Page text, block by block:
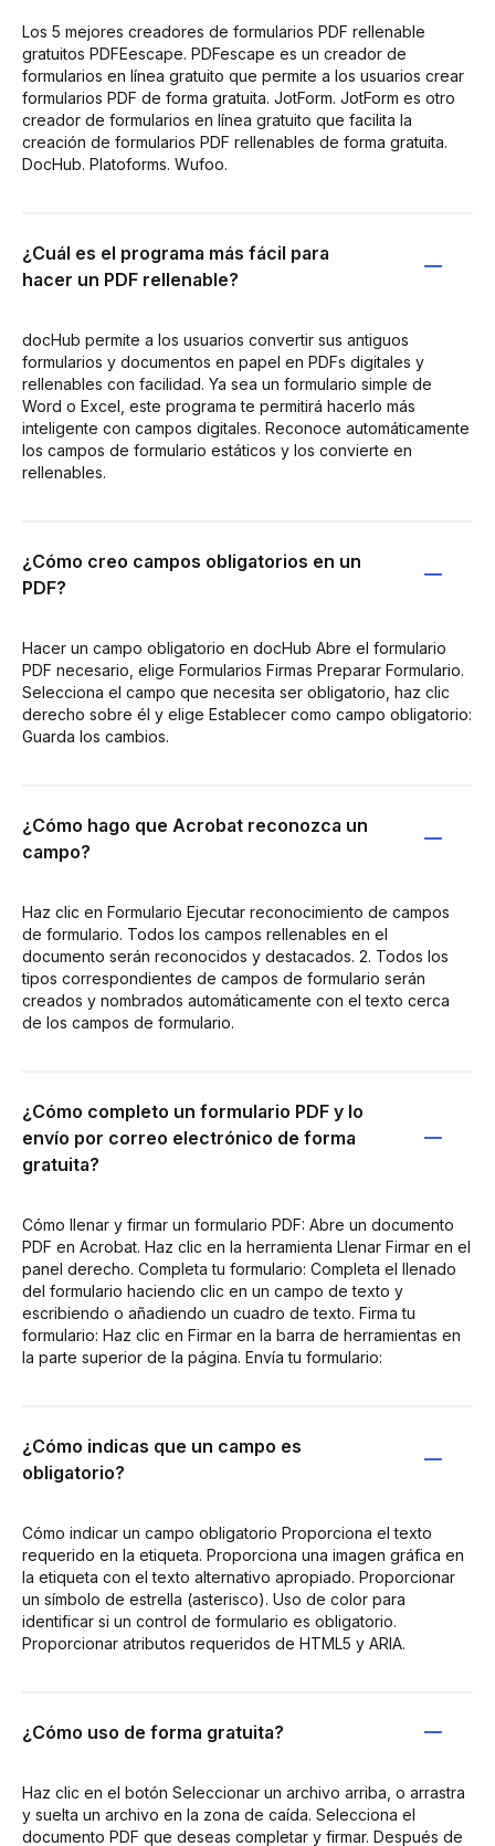
Los 5 mejores creadores de formularios PDF rellenable
gratuitos PDFEescape. PDFescape es un creador de
formularios en línea gratuito que permite a los usuarios crear
formularios PDF de forma gratuita. JotForm. JotForm es otro
creador de formularios en línea gratuito que facilita la
creación de formularios PDF rellenables de forma gratuita.
DocHub. Platoforms. Wufoo.
¿Cuál es el programa más fácil para
hacer un PDF rellenable?
docHub permite a los usuarios convertir sus antiguos
formularios y documentos en papel en PDFs digitales y
rellenables con facilidad. Ya sea un formulario simple de
Word o Excel, este programa te permitirá hacerlo más
inteligente con campos digitales. Reconoce automáticamente
los campos de formulario estáticos y los convierte en
rellenables.
¿Cómo creo campos obligatorios en un
PDF?
Hacer un campo obligatorio en docHub Abre el formulario
PDF necesario, elige Formularios Firmas Preparar Formulario.
Selecciona el campo que necesita ser obligatorio, haz clic
derecho sobre él y elige Establecer como campo obligatorio:
Guarda los cambios.
¿Cómo hago que Acrobat reconozca un
campo?
Haz clic en Formulario Ejecutar reconocimiento de campos
de formulario. Todos los campos rellenables en el
documento serán reconocidos y destacados. 2. Todos los
tipos correspondientes de campos de formulario serán
creados y nombrados automáticamente con el texto cerca
de los campos de formulario.
¿Cómo completo un formulario PDF y lo
envío por correo electrónico de forma
gratuita?
Cómo llenar y firmar un formulario PDF: Abre un documento
PDF en Acrobat. Haz clic en la herramienta Llenar Firmar en el
panel derecho. Completa tu formulario: Completa el llenado
del formulario haciendo clic en un campo de texto y
escribiendo o añadiendo un cuadro de texto. Firma tu
formulario: Haz clic en Firmar en la barra de herramientas en
la parte superior de la página. Envía tu formulario:
¿Cómo indicas que un campo es
obligatorio?
Cómo indicar un campo obligatorio Proporciona el texto
requerido en la etiqueta. Proporciona una imagen gráfica en
la etiqueta con el texto alternativo apropiado. Proporcionar
un símbolo de estrella (asterisco). Uso de color para
identificar si un control de formulario es obligatorio.
Proporcionar atributos requeridos de HTML5 y ARIA.
¿Cómo uso de forma gratuita?
Haz clic en el botón Seleccionar un archivo arriba, o arrastra
y suelta un archivo en la zona de caída. Selecciona el
documento PDF que deseas completar y firmar. Después de